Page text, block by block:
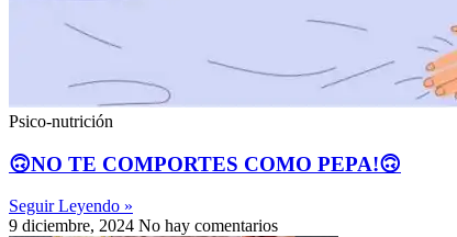
Psico-nutrición
🙃NO TE COMPORTES COMO PEPA!🙃
Seguir Leyendo »
9 diciembre, 2024 No hay comentarios